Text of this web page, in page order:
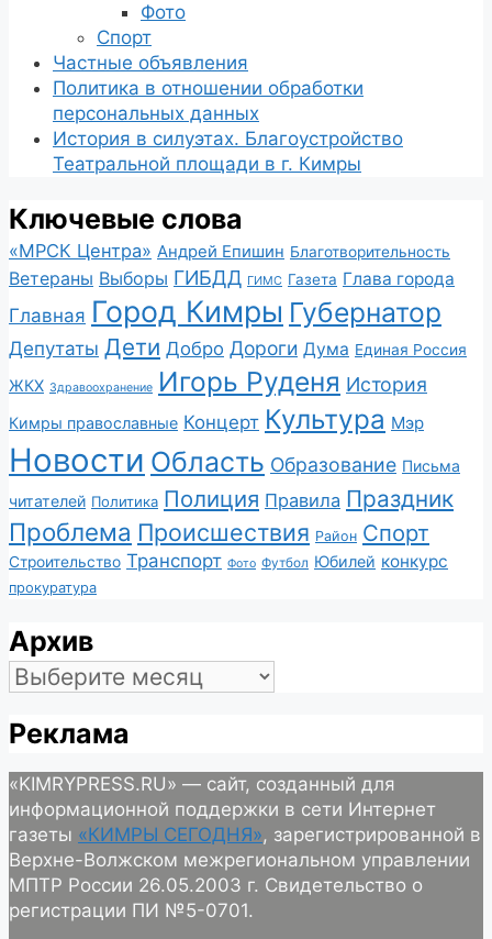
Фото
Спорт
Частные объявления
Политика в отношении обработки
персональных данных
История в силуэтах. Благоустройство
Театральной площади в г. Кимры
Ключевые слова
«МРСК Центра» Андрей Епишин Благотворительность
Ветераны Выборы ГИБДД ГИМС Газета Глава города
Главная Город Кимры Губернатор
Депутаты Дети Добро Дороги Дума Единая Россия
ЖКХ Здравоохранение Игорь Руденя История
Кимры православные Концерт Культура Мэр
Новости Область Образование Письма
читателей Политика Полиция Правила Праздник
Проблема Происшествия Район Спорт
Строительство Транспорт Фото Футбол Юбилей конкурс
прокуратура
Архив
Архив
Реклама
«KIMRYPRESS.RU» — сайт, созданный для
информационной поддержки в сети Интернет
газеты «КИМРЫ СЕГОДНЯ», зарегистрированной в
Верхне-Волжском межрегиональном управлении
МПТР России 26.05.2003 г. Свидетельство о
регистрации ПИ №5-0701.